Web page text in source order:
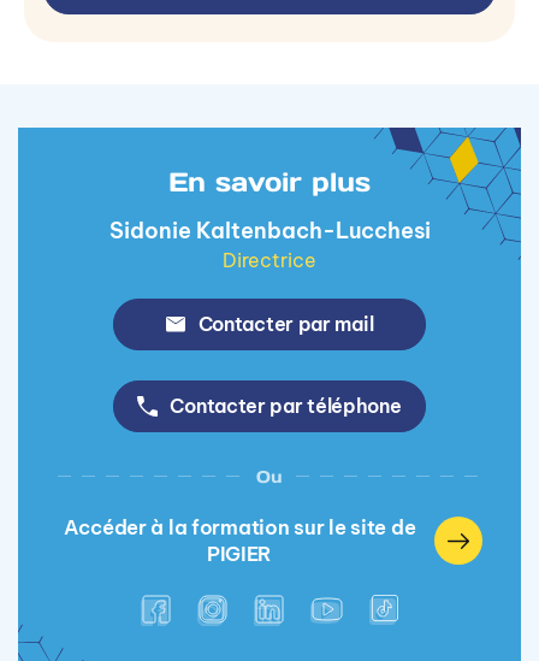
En savoir plus
Sidonie Kaltenbach-Lucchesi
Directrice
Contacter par mail
Contacter par téléphone
Ou
Accéder à la formation sur le site de
PIGIER